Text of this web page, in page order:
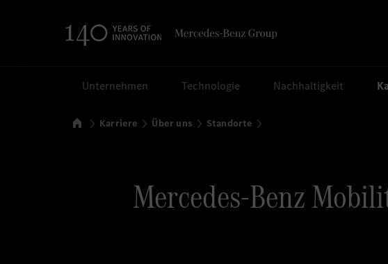
Unternehmen Technologie Nachhaltigkeit
Startseite
Karriere Über uns Standorte
Mercedes-Benz